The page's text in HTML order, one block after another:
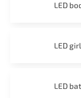
LED
LED
LED